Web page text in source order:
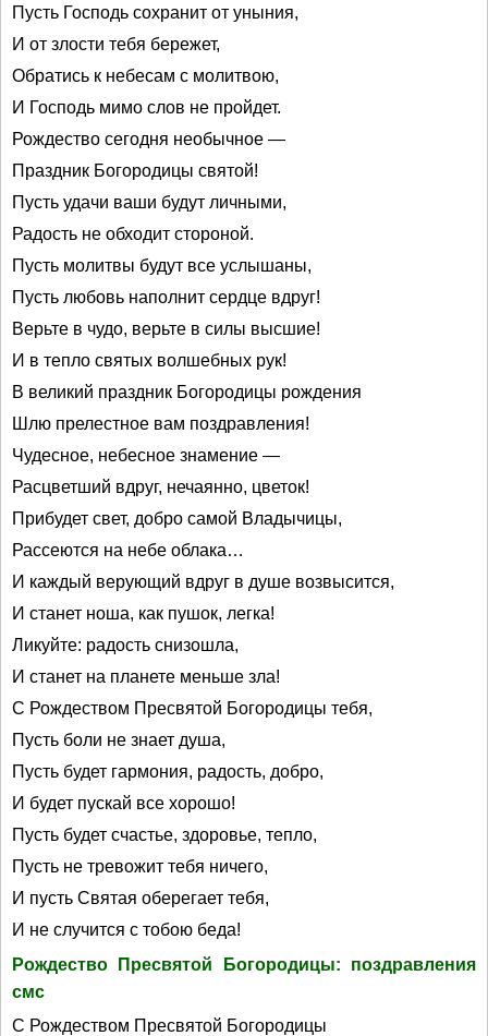
Пусть Господь сохранит от уныния,
И от злости тебя бережет,
Обратись к небесам с молитвою,
И Господь мимо слов не пройдет.
Рождество сегодня необычное —
Праздник Богородицы святой!
Пусть удачи ваши будут личными,
Радость не обходит стороной.
Пусть молитвы будут все услышаны,
Пусть любовь наполнит сердце вдруг!
Верьте в чудо, верьте в силы высшие!
И в тепло святых волшебных рук!
В великий праздник Богородицы рождения
Шлю прелестное вам поздравления!
Чудесное, небесное знамение —
Расцветший вдруг, нечаянно, цветок!
Прибудет свет, добро самой Владычицы,
Рассеются на небе облака…
И каждый верующий вдруг в душе возвысится,
И станет ноша, как пушок, легка!
Ликуйте: радость снизошла,
И станет на планете меньше зла!
С Рождеством Пресвятой Богородицы тебя,
Пусть боли не знает душа,
Пусть будет гармония, радость, добро,
И будет пускай все хорошо!
Пусть будет счастье, здоровье, тепло,
Пусть не тревожит тебя ничего,
И пусть Святая оберегает тебя,
И не случится с тобою беда!
Рождество Пресвятой Богородицы: поздравления
смс
С Рождеством Пресвятой Богородицы